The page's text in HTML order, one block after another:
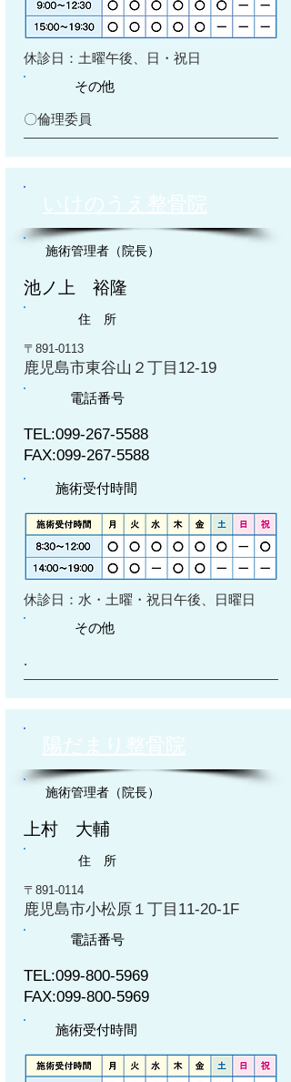
休診日：土曜午後、日・祝日
その他
〇倫理委員
いけのうえ整骨院
施術管理者（院長）
池ノ上 裕隆
住 所
〒891-0113
鹿児島市東谷山２丁目12-19
電話番号
TEL:099-267-5588
FAX:099-267-5588
施術受付時間
​休診日：水・土曜・祝日午後、日曜日
その他
.
陽だまり整骨院
施術管理者（院長）
上村 大輔
住 所
〒891-0114
鹿児島市小松原１丁目11-20-1F
電話番号
TEL:099-800-5969
FAX:099-800-5969
施術受付時間